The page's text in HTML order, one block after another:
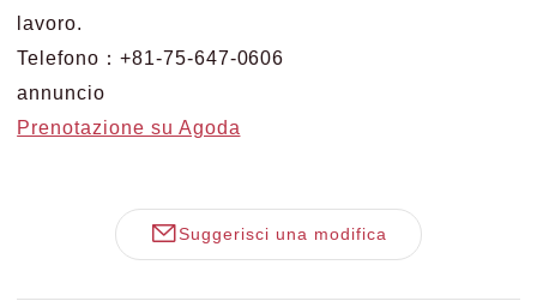
lavoro.
Telefono：+81-75-647-0606
annuncio
Prenotazione su Agoda
Suggerisci una modifica